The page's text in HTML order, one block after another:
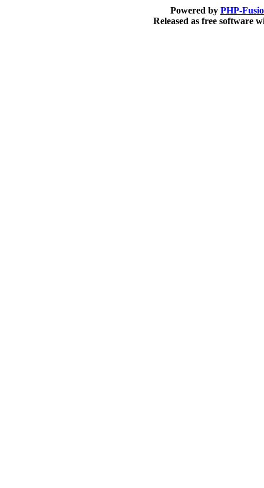
Powered by PHP-
Released as free software